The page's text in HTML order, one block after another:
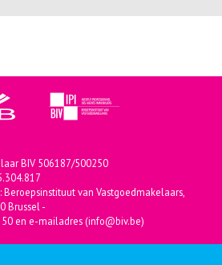
BIV 506187/500250
van Vastgoedmakelaars,
Brussel -
en e-mailadres (info@biv.be)